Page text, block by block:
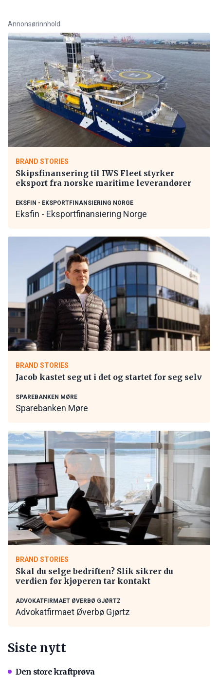
Annonsørinnhold
BRAND STORIES
Skipsfinansering til IWS Fleet styrker
eksport fra norske maritime leverandører
EKSFIN - EKSPORTFINANSIERING NORGE
Eksfin - Eksportfinansiering Norge
BRAND STORIES
Jacob kastet seg ut i det og startet for seg selv
SPAREBANKEN MØRE
Sparebanken Møre
BRAND STORIES
Skal du selge bedriften? Slik sikrer du
verdien før kjøperen tar kontakt
ADVOKATFIRMAET ØVERBØ GJØRTZ
Advokatfirmaet Øverbø Gjørtz
Siste nytt
Den store kraftprøva